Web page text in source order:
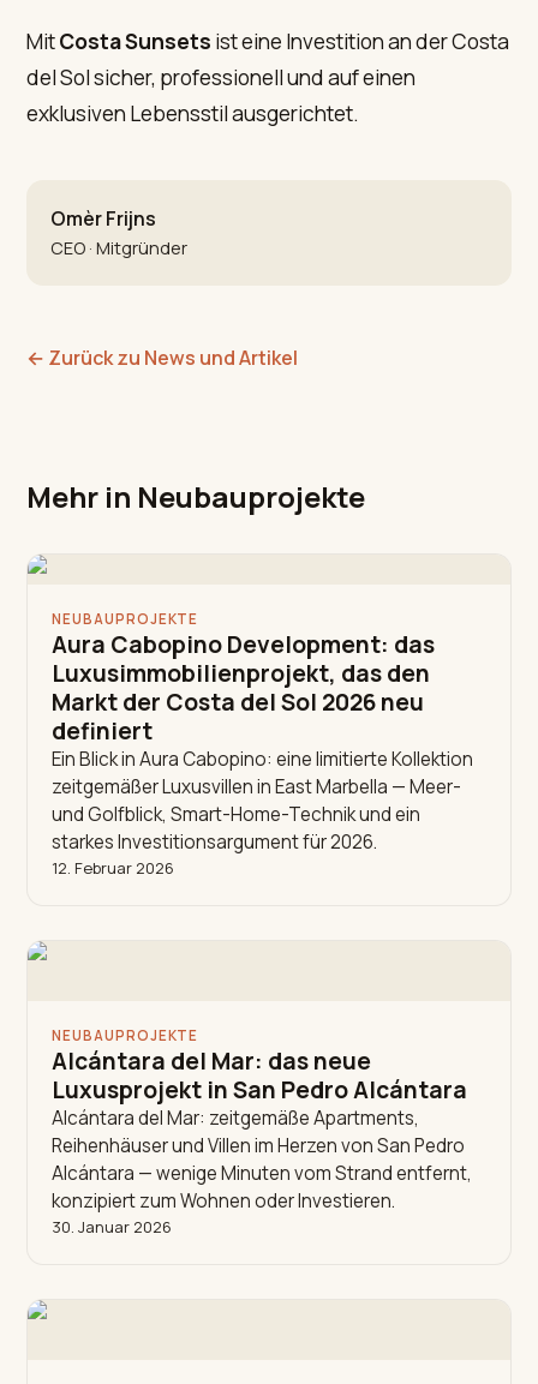
MitCosta Sunsets ist eine Investition an der Costa
del Sol sicher, professionell und auf einen
exklusiven Lebensstil ausgerichtet.
Omèr Frijns
CEO · Mitgründer
← Zurück zu News und Artikel
Mehr in Neubauprojekte
NEUBAUPROJEKTE
Aura Cabopino Development: das
Luxusimmobilienprojekt, das den
Markt der Costa del Sol 2026 neu
definiert
Ein Blick in Aura Cabopino: eine limitierte Kollektion
zeitgemäßer Luxusvillen in East Marbella — Meer-
und Golfblick, Smart-Home-Technik und ein
starkes Investitionsargument für 2026.
12. Februar 2026
NEUBAUPROJEKTE
Alcántara del Mar: das neue
Luxusprojekt in San Pedro Alcántara
Alcántara del Mar: zeitgemäße Apartments,
Reihenhäuser und Villen im Herzen von San Pedro
Alcántara — wenige Minuten vom Strand entfernt,
konzipiert zum Wohnen oder Investieren.
30. Januar 2026